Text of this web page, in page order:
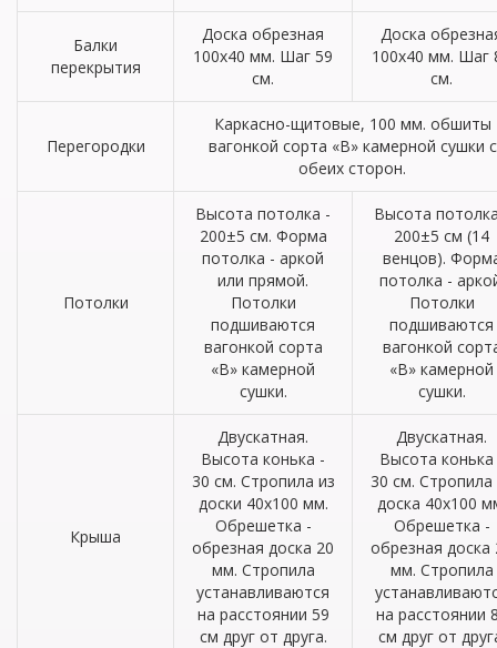
Балки
перекрытия
Доска обрезная
100х40 мм. Шаг 59
см.
Доска
100х40 мм. Шаг
см.
Перегородки
Каркасно-щитовые, 100 мм. обшиты
вагонкой сорта «В» камерной сушки с
обеих сторон.
Потолки
Высота потолка -
200±5 см. Форма
потолка - аркой
или прямой.
Потолки
подшиваются
вагонкой сорта
«В» камерной
сушки.
Высота
200±5 см (14
венцов).
потолка -
Потолки
подшиваются
вагонкой
«В» камерной
сушки.
Крыша
Двускатная.
Высота конька -
30 см. Стропила из
доски 40х100 мм.
Обрешетка -
обрезная доска 20
мм. Стропила
устанавливаются
на расстоянии 59
см друг от друга.
Двускатная.
Высота
30 см. Стропила
доска 40х100
Обрешетка -
обрезная доска
мм. Стропила
на расстоянии
см друг от